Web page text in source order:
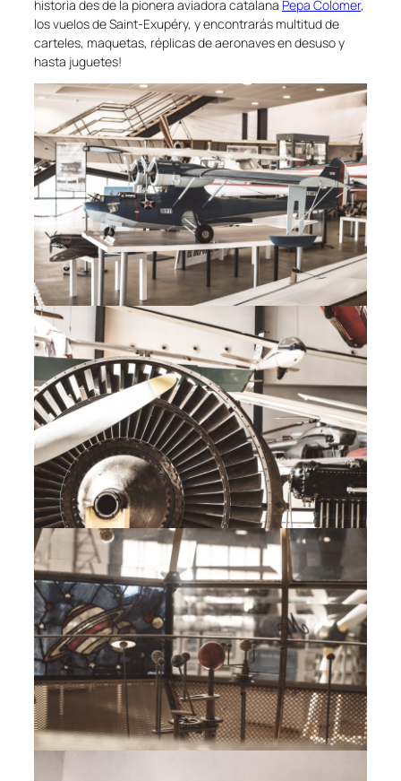
historia des de la pionera aviadora catalana Pepa Colomer,
los vuelos de Saint-Exupéry, y encontrarás multitud de
carteles, maquetas, réplicas de aeronaves en desuso y
hasta juguetes!